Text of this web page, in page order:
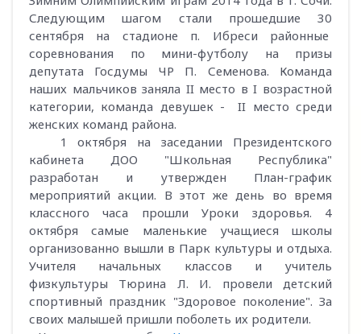
Следующим шагом стали прошедшие 30
сентября на стадионе п. Ибреси районные
соревнования по мини-футболу на призы
депутата Госдумы ЧР П. Семенова. Команда
наших мальчиков заняла II место в I возрастной
категории, команда девушек - II место среди
женских команд района.
1 октября на заседании Президентского
кабинета ДОО "Школьная Республика"
разработан и утвержден План-график
мероприятий акции. В этот же день во время
классного часа прошли Уроки здоровья. 4
октября самые маленькие учащиеся школы
организованно вышли в Парк культуры и отдыха.
Учителя начальных классов и учитель
физкультуры Тюрина Л. И. провели детский
спортивный праздник "Здоровое поколение". За
своих малышей пришли поболеть их родители.